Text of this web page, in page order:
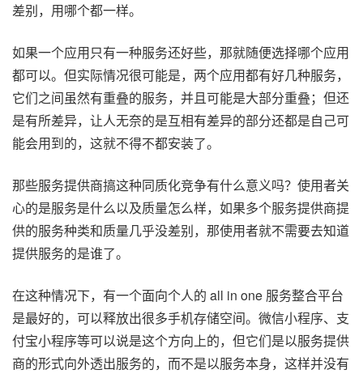
差别，用哪个都一样。
如果一个应用只有一种服务还好些，那就随便选择哪个应用
都可以。但实际情况很可能是，两个应用都有好几种服务，
它们之间虽然有重叠的服务，并且可能是大部分重叠；但还
是有所差异，让人无奈的是互相有差异的部分还都是自己可
能会用到的，这就不得不都安装了。
那些服务提供商搞这种同质化竞争有什么意义吗？使用者关
心的是服务是什么以及质量怎么样，如果多个服务提供商提
供的服务种类和质量几乎没差别，那使用者就不需要去知道
提供服务的是谁了。
在这种情况下，有一个面向个人的 all in one 服务整合平台
是最好的，可以释放出很多手机存储空间。微信小程序、支
付宝小程序等可以说是这个方向上的，但它们是以服务提供
商的形式向外透出服务的，而不是以服务本身，这样并没有